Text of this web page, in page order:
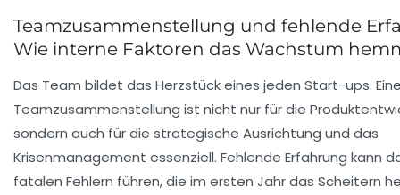
Teamzusammenstellung und fehlende
Wie interne Faktoren das Wachstum
Das Team bildet das Herzstück eines jeden Start-ups.
Teamzusammenstellung ist nicht nur für die
sondern auch für die strategische Ausrichtung und das
Krisenmanagement essenziell. Fehlende Erfahrung kann
fatalen Fehlern führen, die im ersten Jahr das Scheitern